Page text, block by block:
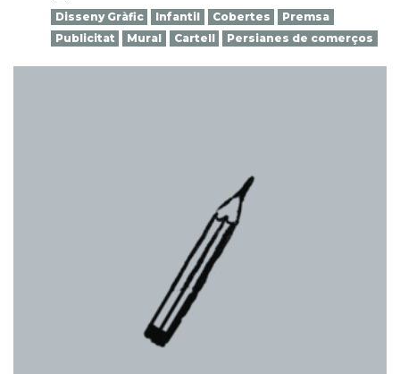
Disseny Gràfic Infantil Cobertes
Premsa
Publicitat
Mural Cartell Persianes de comerços